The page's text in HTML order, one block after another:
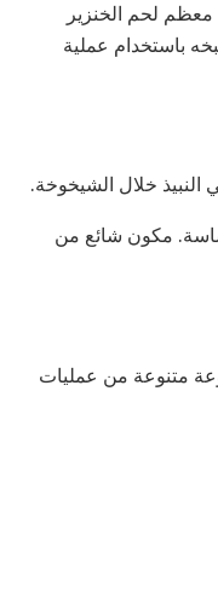
معظم لحم الخنزير
باستخدام عملية
النبيذ خلال الشيخوخة.
مكون شائع من
متنوعة من عمليات